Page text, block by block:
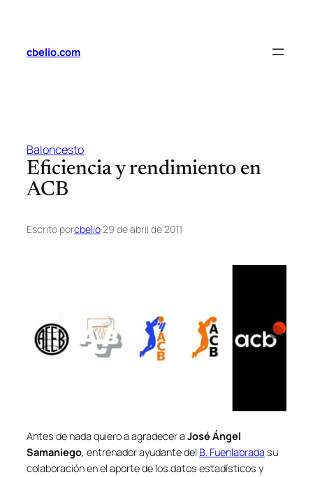
contenido
cbelio.com
Baloncesto
Eficiencia y rendimiento en
ACB
Escrito porcbelio·29 de abril de 2011
Antes de nada quiero a agradecer a José Ángel
Samaniego, entrenador ayudante del B. Fuenlabradasu
colaboración en el aporte de los datos estadísticos y